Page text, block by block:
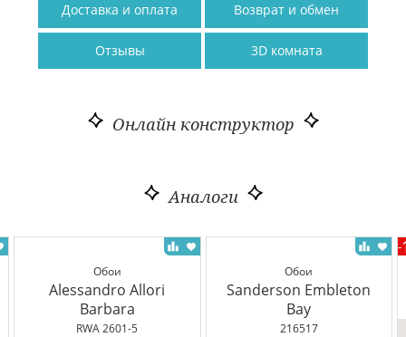
Доставка и оплата Возврат и обмен
Отзывы 3D комната
Онлайн конструктор
Аналоги
Обои
Alessandro Allori
Barbara
RWA 2601-5
Обои
Sanderson Embleton
Bay
216517
-